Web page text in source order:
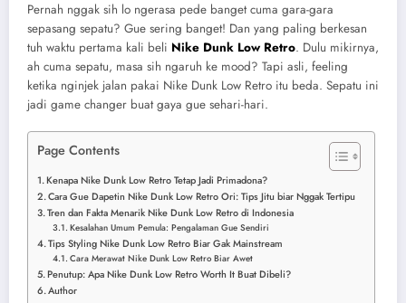
Pernah nggak sih lo ngerasa pede banget cuma gara-gara
sepasang sepatu? Gue sering banget! Dan yang paling berkesan
tuh waktu pertama kali beli Nike Dunk Low Retro. Dulu mikirnya,
ah cuma sepatu, masa sih ngaruh ke mood? Tapi asli, feeling
ketika nginjek jalan pakai Nike Dunk Low Retro itu beda. Sepatu ini
jadi game changer buat gaya gue sehari-hari.
Page Contents
Kenapa Nike Dunk Low Retro Tetap Jadi Primadona?
Cara Gue Dapetin Nike Dunk Low Retro Ori: Tips Jitu biar Nggak Tertipu
Tren dan Fakta Menarik Nike Dunk Low Retro di Indonesia
Kesalahan Umum Pemula: Pengalaman Gue Sendiri
Tips Styling Nike Dunk Low Retro Biar Gak Mainstream
Cara Merawat Nike Dunk Low Retro Biar Awet
Penutup: Apa Nike Dunk Low Retro Worth It Buat Dibeli?
Author